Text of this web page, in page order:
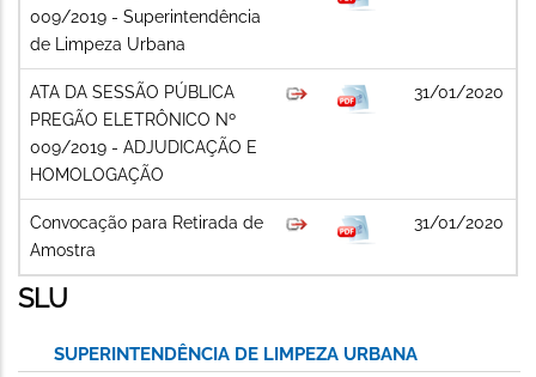
009/2019 - Superintendência
de Limpeza Urbana
ATA DA SESSÃO PÚBLICA
PREGÃO ELETRÔNICO Nº
009/2019 - ADJUDICAÇÃO E
HOMOLOGAÇÃO
31/01/2020
Convocação para Retirada de
Amostra
31/01/2020
SLU
SUPERINTENDÊNCIA DE LIMPEZA URBANA